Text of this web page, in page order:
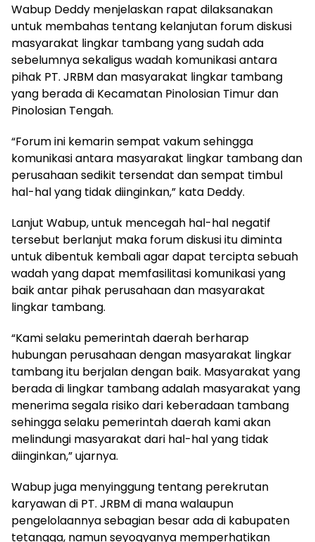
Wabup Deddy menjelaskan rapat dilaksanakan
untuk membahas tentang kelanjutan forum diskusi
masyarakat lingkar tambang yang sudah ada
sebelumnya sekaligus wadah komunikasi antara
pihak PT. JRBM dan masyarakat lingkar tambang
yang berada di Kecamatan Pinolosian Timur dan
Pinolosian Tengah.
“Forum ini kemarin sempat vakum sehingga
komunikasi antara masyarakat lingkar tambang dan
perusahaan sedikit tersendat dan sempat timbul
hal-hal yang tidak diinginkan,” kata Deddy.
Lanjut Wabup, untuk mencegah hal-hal negatif
tersebut berlanjut maka forum diskusi itu diminta
untuk dibentuk kembali agar dapat tercipta sebuah
wadah yang dapat memfasilitasi komunikasi yang
baik antar pihak perusahaan dan masyarakat
lingkar tambang.
“Kami selaku pemerintah daerah berharap
hubungan perusahaan dengan masyarakat lingkar
tambang itu berjalan dengan baik. Masyarakat yang
berada di lingkar tambang adalah masyarakat yang
menerima segala risiko dari keberadaan tambang
sehingga selaku pemerintah daerah kami akan
melindungi masyarakat dari hal-hal yang tidak
diinginkan,” ujarnya.
Wabup juga menyinggung tentang perekrutan
karyawan di PT. JRBM di mana walaupun
pengelolaannya sebagian besar ada di kabupaten
tetangga, namun seyogyanya memperhatikan